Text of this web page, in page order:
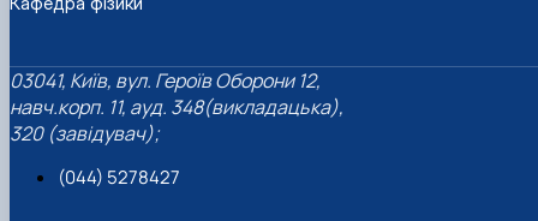
03041, Київ, вул. Героїв Оборони 12,
навч.корп. 11, ауд. 348(викладацька),
320 (завідувач);
(044) 5278427